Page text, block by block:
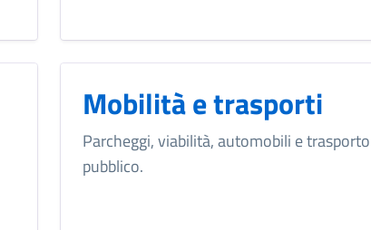
Mobilità e trasporti
Parcheggi, viabilità, automobili e trasporto
pubblico.